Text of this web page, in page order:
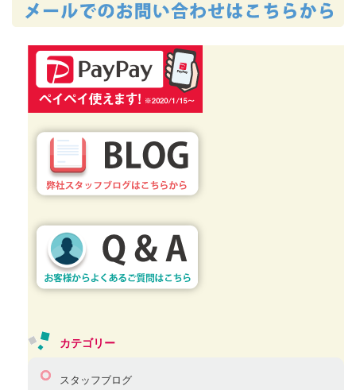
カテゴリー
スタッフブログ